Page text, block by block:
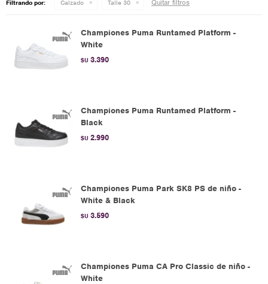
Filtrando por: Calzado Talle 30 Quitar filtros
Championes Puma Runtamed Platform -
White
$U 3.390
Championes Puma Runtamed Platform -
Black
$U 2.990
Championes Puma Park SK8 PS de niño -
White & Black
$U 3.590
Championes Puma CA Pro Classic de niño -
White